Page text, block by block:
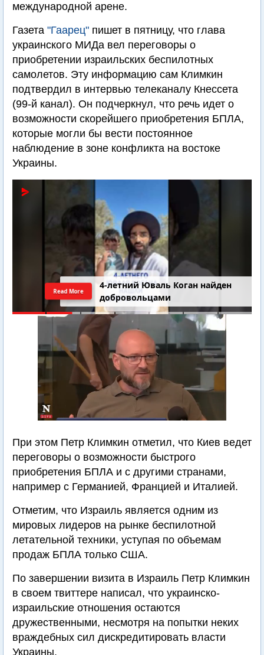
международной арене.
Газета "Гаарец" пишет в пятницу, что глава
украинского МИДа вел переговоры о
приобретении израильских беспилотных
самолетов. Эту информацию сам Климкин
подтвердил в интервью телеканалу Кнессета
(99-й канал). Он подчеркнул, что речь идет о
возможности скорейшего приобретения БПЛА,
которые могли бы вести постоянное
наблюдение в зоне конфликта на востоке
Украины.
4-летний Юваль Коган найден
добровольцами
Read More
При этом Петр Климкин отметил, что Киев ведет
переговоры о возможности быстрого
приобретения БПЛА и с другими странами,
например с Германией, Францией и Италией.
Отметим, что Израиль является одним из
мировых лидеров на рынке беспилотной
летательной техники, уступая по объемам
продаж БПЛА только США.
По завершении визита в Израиль Петр Климкин
в своем твиттере написал, что украинско-
израильские отношения остаются
дружественными, несмотря на попытки неких
враждебных сил дискредитировать власти
Украины.